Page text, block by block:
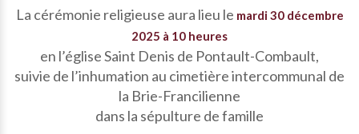
La cérémonie religieuse aura lieu le mardi 30 décembre
2025 à 10 heures
en l’église Saint Denis de Pontault-Combault,
suivie de l’inhumation au cimetière intercommunal de
la Brie-Francilienne
dans la sépulture de famille